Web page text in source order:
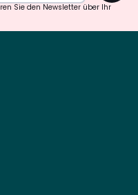
Sie den Newsletter über Ihr